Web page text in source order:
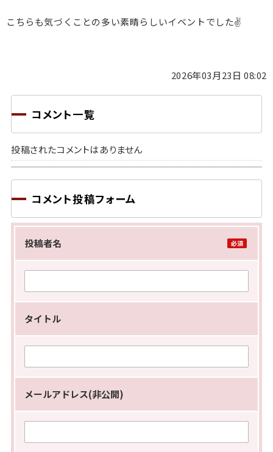
こちらも気づくことの多い素晴らしいイベントでした✌
2026年03月23日 08:02
コメント一覧
投稿されたコメントはありません
コメント投稿フォーム
投稿者名
タイトル
メールアドレス(非公開)